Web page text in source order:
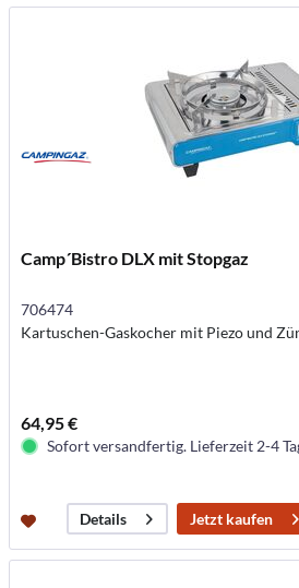
Camp´Bistro DLX mit Stopgaz
706474
Kartuschen-Gaskocher mit Piezo und
64,95 €
Sofort versandfertig. Lieferzeit 2-4
Details Jetzt kaufen